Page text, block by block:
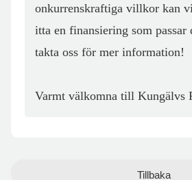
onkurrenskraftiga villkor kan
itta en finansiering som passar
takta oss för mer information!
Varmt välkomna till Kungälvs
Tillbaka